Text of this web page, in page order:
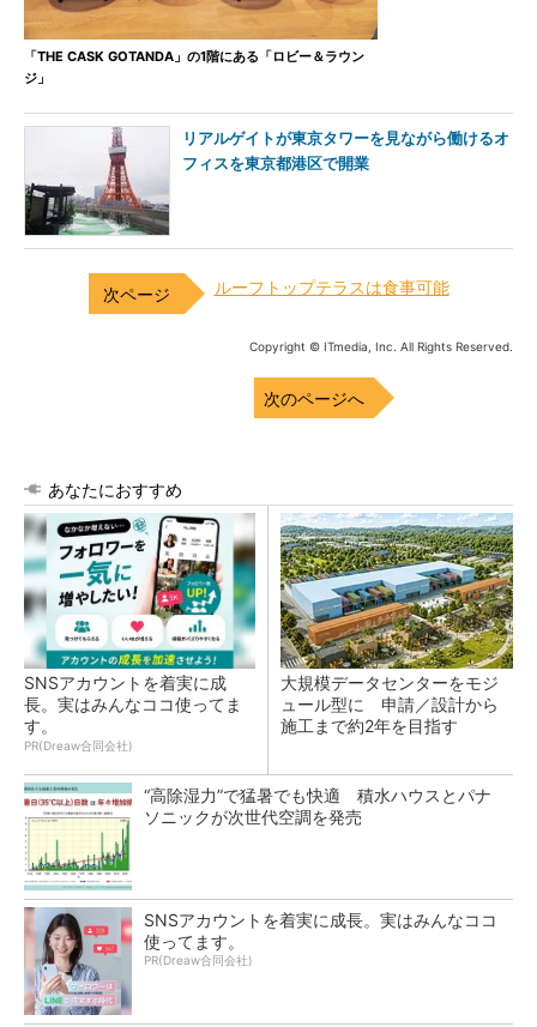
「THE CASK GOTANDA」の1階にある「ロビー＆ラウン
ジ」
リアルゲイトが東京タワーを見ながら働けるオ
フィスを東京都港区で開業
ルーフトップテラスは食事可能
Copyright © ITmedia, Inc. All Rights Reserved.
次のページへ
あなたにおすすめ
SNSアカウントを着実に成
長。実はみんなココ使ってま
す。
PR(Dreaw合同会社)
大規模データセンターをモジ
ュール型に 申請／設計から
施工まで約2年を目指す
“高除湿力”で猛暑でも快適 積水ハウスとパナ
ソニックが次世代空調を発売
SNSアカウントを着実に成長。実はみんなココ
使ってます。
PR(Dreaw合同会社)